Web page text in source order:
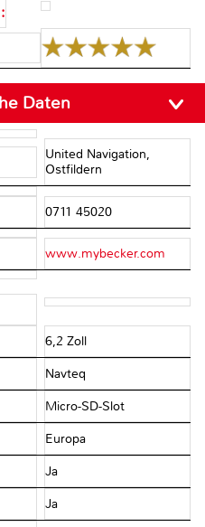
Daten
United Navigation,
Ostfildern
0711 45020
www.mybecker.com
6,2 Zoll
Navteq
Micro-SD-Slot
Europa
Ja
Ja